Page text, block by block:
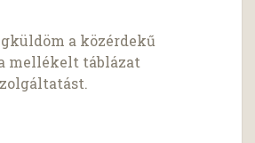
a közérdekű
mellékelt táblázat